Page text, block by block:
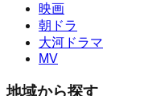
映画
朝ドラ
大河ドラマ
MV
地域から探す